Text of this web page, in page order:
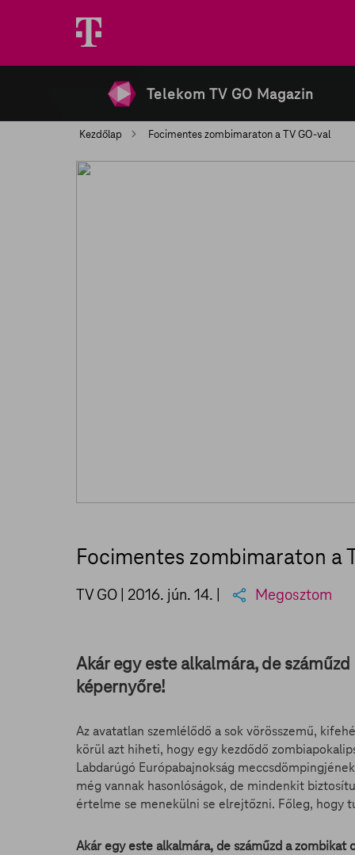
Telekom TV GO Magazin
Kezdőlap Focimentes zombimaraton a TV GO-val
Focimentes zombimaraton a
TV GO | 2016. jún. 14. | Megosztom
Akár egy este alkalmára, de
képernyőre!
Az avatatlan szemlélődő a sok vörösszemű,
körül azt hiheti, hogy egy kezdődő
Labdarúgó Európabajnokság
még vannak hasonlóságok, de mindenkit
értelme se menekülni se elrejtőzni. Főleg, hogy
Akár egy este alkalmára, de száműzd a zombikat